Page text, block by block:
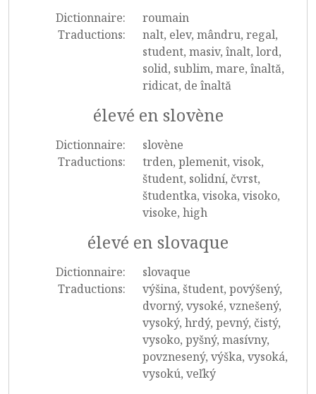
Dictionnaire:
roumain
Traductions:
nalt, elev, mândru, regal,
student, masiv, înalt, lord,
solid, sublim, mare, înaltă,
ridicat, de înaltă
élevé en slovène
Dictionnaire:
slovène
Traductions:
trden, plemenit, visok,
študent, solidní, čvrst,
študentka, visoka, visoko,
visoke, high
élevé en slovaque
Dictionnaire:
slovaque
Traductions:
výšina, študent, povýšený,
dvorný, vysoké, vznešený,
vysoký, hrdý, pevný, čistý,
vysoko, pyšný, masívny,
povznesený, výška, vysoká,
vysokú, veľký